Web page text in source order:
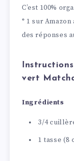
C’est 100%
° 1 sur
des réponses
vert
Ingrédients
3/4
1 tasse (8